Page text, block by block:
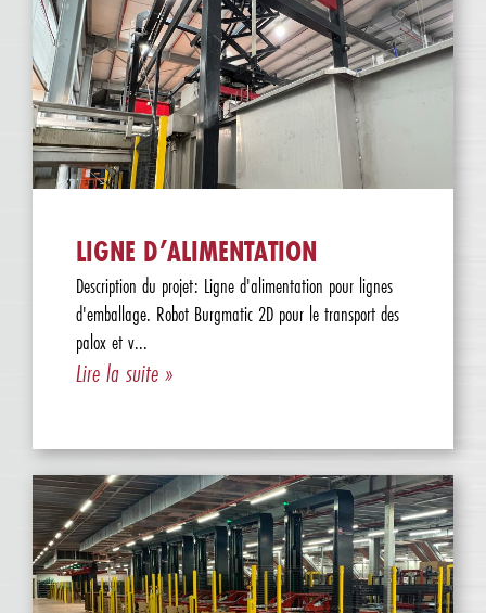
LIGNE D’ALIMENTATION
Description du projet: Ligne d'alimentation pour lignes
d'emballage. Robot Burgmatic 2D pour le transport des
palox et v...
Lire la suite »